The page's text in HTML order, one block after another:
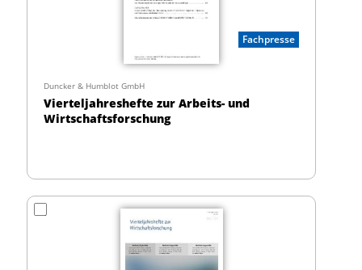
Fachpresse
Duncker & Humblot GmbH
Vierteljahreshefte zur Arbeits- und
Wirtschaftsforschung